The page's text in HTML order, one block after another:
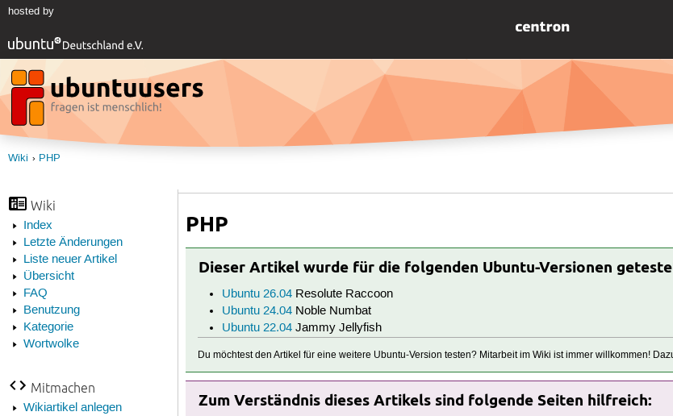
hosted by
Wiki PHP
Wiki
Index
Letzte Änderungen
Liste neuer Artikel
Übersicht
FAQ
Benutzung
Kategorie
Wortwolke
Mitmachen
Wikiartikel anlegen
PHP
Dieser Artikel wurde für die folgenden Ubuntu-Versionen
Ubuntu 26.04Resolute Raccoon
Ubuntu 24.04Noble Numbat
Ubuntu 22.04Jammy Jellyfish
Du möchtest den Artikel für eine weitere Ubuntu-Version testen? Mitarbeit im Wiki ist immer willkommen!
Zum Verständnis dieses Artikels sind folgende Seiten hilfreich: